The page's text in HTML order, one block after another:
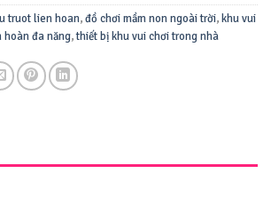
truot lien hoan,đồ chơi mầm non ngoài trời,khu vui
hoàn đa năng,thiết bị khu vui chơi trong nhà